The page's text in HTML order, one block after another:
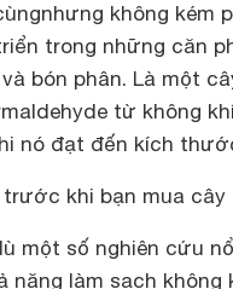
không kém
trong những căn
bón phân. Là một
từ không
nó đạt đến kích
trước khi bạn mua cây
một số nghiên cứu
năng làm sạch